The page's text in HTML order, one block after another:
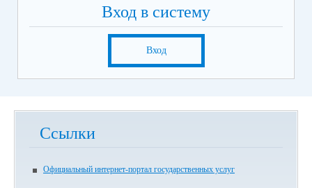
Вход в систему
Вход
Ссылки
Официальный интернет-портал государственных услуг